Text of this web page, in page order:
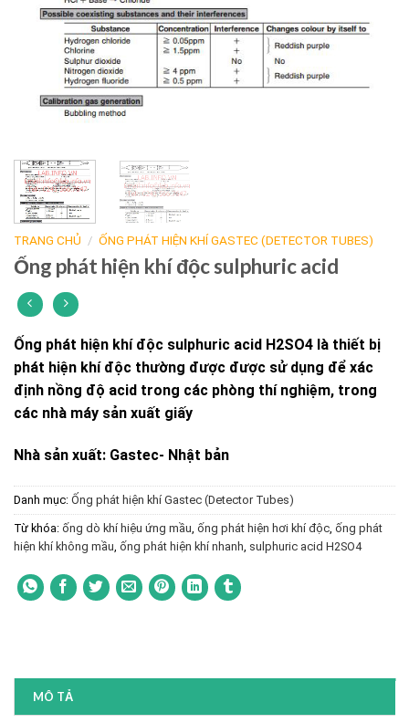
TRANG CHỦ / ỐNG PHÁT HIỆN KHÍ GASTEC (DETECTOR TUBES)
Ống phát hiện khí độc sulphuric acid
Ống phát hiện khí độc sulphuric acid H2SO4 là thiết bị
phát hiện khí độc thường được được sử dụng để xác
định nồng độ acid trong các phòng thí nghiệm, trong
các nhà máy sản xuất giấy
Nhà sản xuất: Gastec- Nhật bản
Danh mục: Ống phát hiện khí Gastec (Detector Tubes)
Từ khóa: ống dò khí hiệu ứng mầu ống phát hiện hơi khí độc ống phát
hiện khí không mầu ống phát hiện khí nhanh sulphuric acid H2SO4
MÔ TẢ